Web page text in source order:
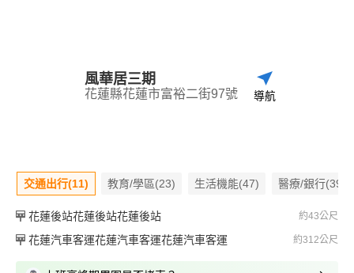
風華居三期
花蓮縣花蓮市富裕二街97號 導航
交通出行(11) 教育/學區(23) 生活機能(47) 醫療/銀行(39)
花蓮後站花蓮後站花蓮後站 約43公尺
花蓮汽車客運花蓮汽車客運花蓮汽車客運 約312公尺